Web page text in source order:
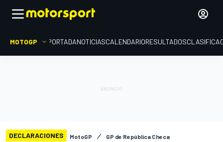
MOTOGP PORTADANOTICIASCALENDARIORESULTADOS
DECLARACIONES MotoGP GP de República Checa